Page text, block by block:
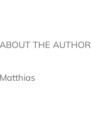
ABOUT THE AUTHOR
Matthias